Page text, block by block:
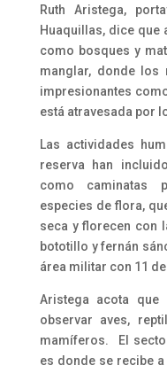
Ruth Aristega,
Huaquillas, dice que
como bosques y
manglar, donde los
impresionantes
está atravesada por
Las actividades
reserva han
como caminatas
especies de flora,
seca y florecen con
bototillo y fernán
área militar con 11
Aristega acota
observar aves,
mamíferos. El
es donde se recibe